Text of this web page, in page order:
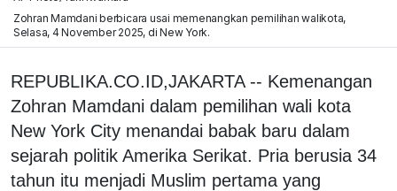
Zohran Mamdani berbicara usai memenangkan pemilihan walikota,
Selasa, 4 November 2025, di New York.
REPUBLIKA.CO.ID,JAKARTA -- Kemenangan
Zohran Mamdani dalam pemilihan wali kota
New York City menandai babak baru dalam
sejarah politik Amerika Serikat. Pria berusia 34
tahun itu menjadi Muslim pertama yang